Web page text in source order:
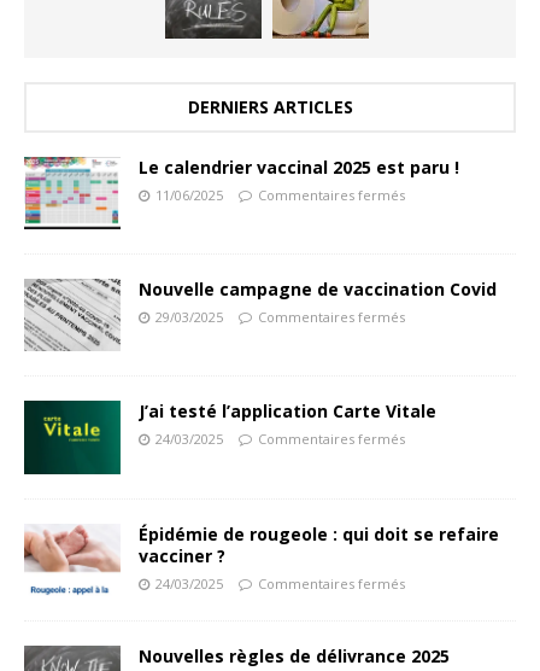
DERNIERS ARTICLES
Le calendrier vaccinal 2025 est paru !
11/06/2025 Commentaires fermés
Nouvelle campagne de vaccination Covid
29/03/2025 Commentaires fermés
J’ai testé l’application Carte Vitale
24/03/2025 Commentaires fermés
Épidémie de rougeole : qui doit se refaire
vacciner ?
24/03/2025 Commentaires fermés
Nouvelles règles de délivrance 2025